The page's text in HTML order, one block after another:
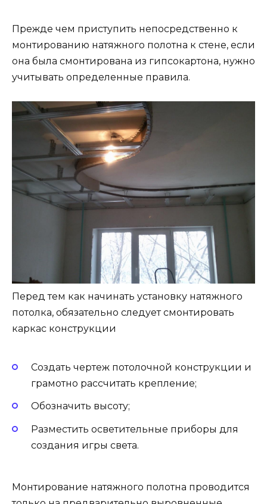
Прежде чем приступить непосредственно к
монтированию натяжного полотна к стене, если
она была смонтирована из гипсокартона, нужно
учитывать определенные правила.
Перед тем как начинать установку натяжного
потолка, обязательно следует смонтировать
каркас конструкции
Создать чертеж потолочной конструкции и
грамотно рассчитать крепление;
Обозначить высоту;
Разместить осветительные приборы для
создания игры света.
Монтирование натяжного полотна проводится